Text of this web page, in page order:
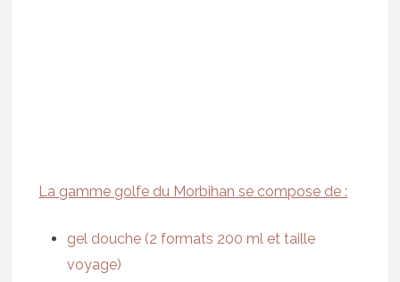
La gamme golfe du Morbihan se compose de :
gel douche (2 formats 200 ml et taille
voyage)